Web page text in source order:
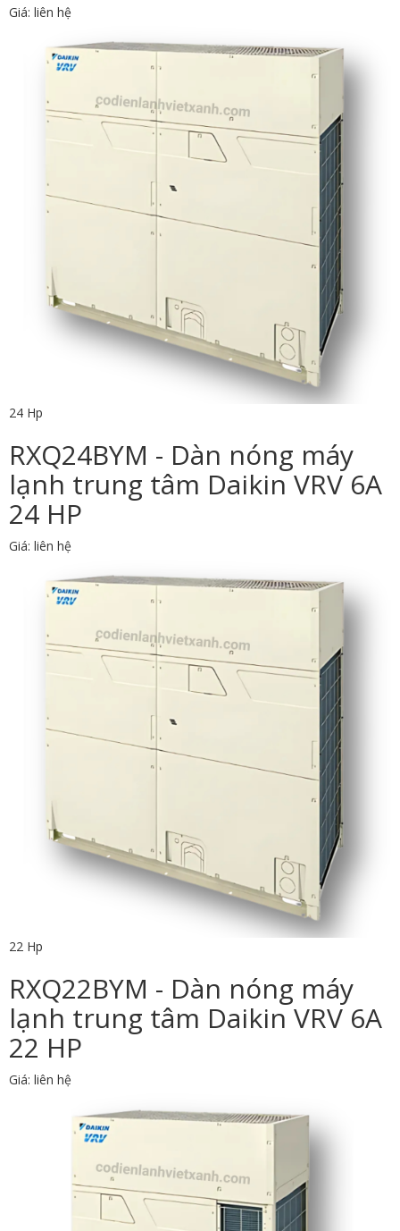
Giá: liên hệ
24 Hp
RXQ24BYM - Dàn nóng máy
lạnh trung tâm Daikin VRV 6A
24 HP
Giá: liên hệ
22 Hp
RXQ22BYM - Dàn nóng máy
lạnh trung tâm Daikin VRV 6A
22 HP
Giá: liên hệ